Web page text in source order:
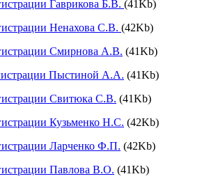
Гаврикова Б.В. (41Kb)
Ненахова С.В. (42Kb)
Смирнова А.В. (41Kb)
Пыстиной А.А. (41Kb)
Свитюка С.В. (41Kb)
Кузьменко Н.С. (42Kb)
Ларченко Ф.П. (42Kb)
Павлова В.О. (41Kb)